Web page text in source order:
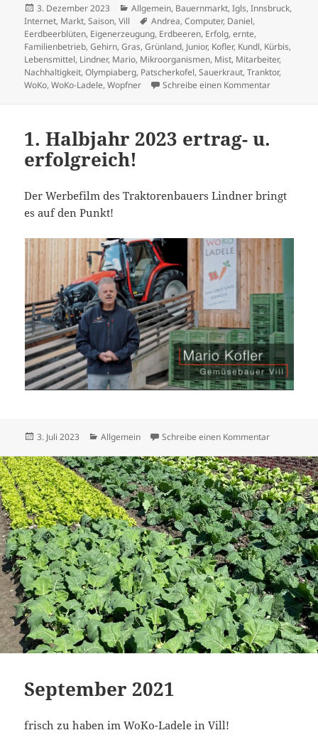
Veröffentlicht
am
3. Dezember 2023 Kategorien
Allgemein, Bauernmarkt,Igls,Innsbruck,
Internet, Markt,Saison,Vill Schlagwörter
Andrea,Computer, Daniel,
Eerdbeerblüten, Eigenerzeugung, Erdbeeren, Erfolg,ernte,
Familienbetrieb,Gehirn,Gras,Grünland, Junior, Kofler, Kundl, Kürbis,
Lebensmittel, Lindner, Mario, Mikroorganismen, Mist, Mitarbeiter,
Nachhaltigkeit,Olympiaberg, Patscherkofel,Sauerkraut,Tranktor,
WoKo,WoKo-Ladele,Wopfner Schreibe einen Kommentarzu Das Jahr
1. Halbjahr 2023 ertrag- u.
erfolgreich!
Der Werbefilm des Traktorenbauers Lindner bringt
es auf den Punkt!
Veröffentlicht
3. Juli 2023 Kategorien
Allgemein Schreibe einen Kommentarzu 1.
September 2021
frisch zu haben im WoKo-Ladele in Vill!